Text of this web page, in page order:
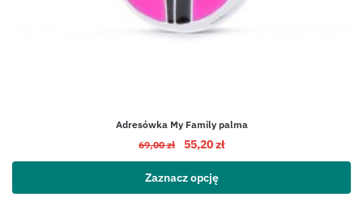
Adresówka My Family palma
69,00zł 55,20zł
Zaznacz opcję